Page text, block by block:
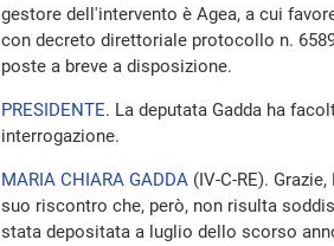
gestore dell'intervento è Agea, a cui
con decreto direttoriale protocollo n.
poste a breve a disposizione.
PRESIDENTE. La deputata Gadda ha
interrogazione.
MARIA CHIARA GADDA (IV-C-RE).
suo riscontro che, però, non risulta
stata depositata a luglio dello scorso